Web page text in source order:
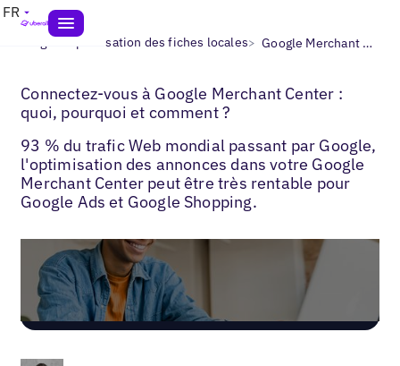
FR
Blogs> Optimisation des fiches locales> Google Merchant Center
Connectez-vous à Google Merchant Center :
quoi, pourquoi et comment ?
93 % du trafic Web mondial passant par Google,
l'optimisation des annonces dans votre Google
Merchant Center peut être très rentable pour
Google Ads et Google Shopping.